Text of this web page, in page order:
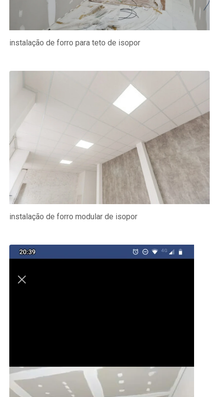
instalação de forro para teto de isopor
instalação de forro modular de isopor